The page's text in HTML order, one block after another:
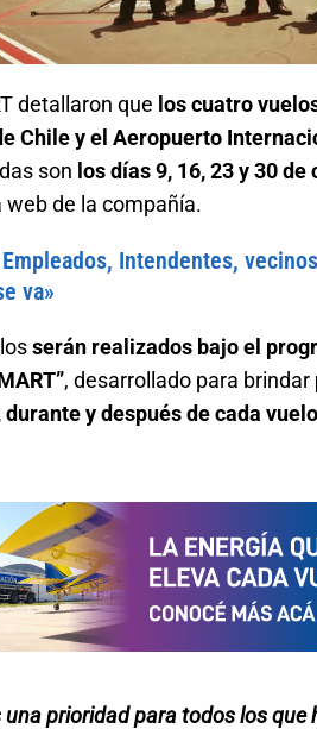
detallaron que los cuatro
Chile y el Aeropuerto
son los días 9, 16, 23 y 30 de
web de la compañía.
Empleados, Intendentes,
va»
serán realizados bajo el
, desarrollado para brindar
durante y después de cada vuelo
prioridad para todos los que